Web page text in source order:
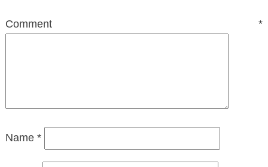
Comment*
Name *